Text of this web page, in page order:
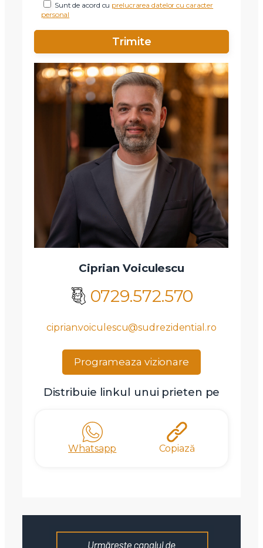
Sunt de acord cu prelucrarea datelor cu caracter
personal
Ciprian Voiculescu
0729.572.570
ciprian.voiculescu@sudrezidential.ro
Programeaza vizionare
Distribuie linkul unui prieten pe
Whatsapp Copiază